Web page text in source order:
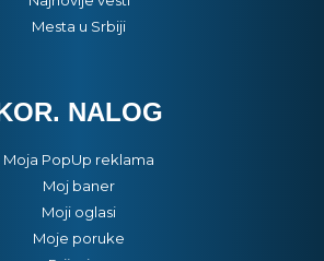
Mesta u Srbiji
NALOG
Moja PopUp reklama
Moj baner
Moji oglasi
Moje poruke